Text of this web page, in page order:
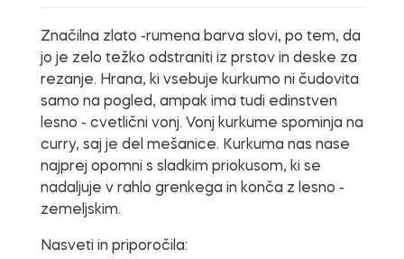
Značilna zlato -rumena barva slovi, po tem, da
jo je zelo težko odstraniti iz prstov in deske za
rezanje. Hrana, ki vsebuje kurkumo ni čudovita
samo na pogled, ampak ima tudi edinstven
lesno - cvetlični vonj. Vonj kurkume spominja na
curry, saj je del mešanice. Kurkuma nas nase
najprej opomni s sladkim priokusom, ki se
nadaljuje v rahlo grenkega in konča z lesno -
zemeljskim.
Nasveti in priporočila: